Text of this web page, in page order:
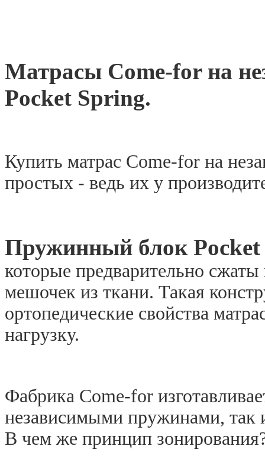
Матрасы Come-for на
Pocket Spring.
Купить матрас Come-for на
простых - ведь их у
Пружинный блок
которые предварительно
мешочек из ткани. Такая
ортопедические свойства
нагрузку.
Фабрика Come-for
независимыми пружинами,
В чем же принцип